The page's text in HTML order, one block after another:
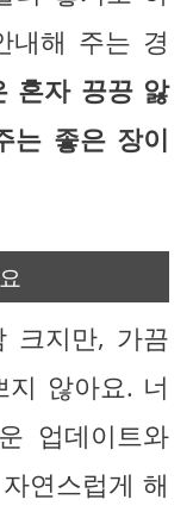
내해 주는 경
혼자 끙끙 앓
는 좋은 장이
크지만, 가끔
않아요. 너
업데이트와
연스럽게 해